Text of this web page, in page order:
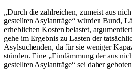
„Durch die zahlreichen, zumeist aus
gestellten Asylanträge“ würden Bund,
erheblichen Kosten belastet,
gehe im Ergebnis zu Lasten der
Asylsuchenden, da für sie weniger
stünden. Eine „Eindämmung der aus
gestellten Asylanträge“ sei daher